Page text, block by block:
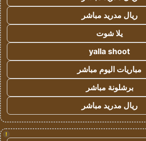
ريال مدريد مباشر
يلا شوت
yalla shoot
مباريات اليوم مباشر
برشلونة مباشر
ريال مدريد مباشر
!